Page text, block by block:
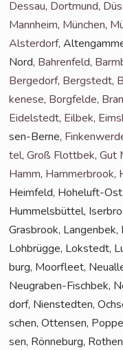
Des­sau, Dort­mund,
Mann­heim, Mün­chen,
Als­ter­dorf,
Nord, Bah­ren­feld,
Ber­ge­dorf, Berg­stedt,
ke­ne­se, Borg­fel­de,
Eidel­stedt, Eil­bek,
sen-Ber­ne,
tel,Groß Flott­bek,Gut
Hamm, Ham­mer­brook,
Heim­feld, Hohe­luft-
Hum­mels­büt­tel,
Gras­brook,
Loh­brüg­ge, Lok­stedt,
burg, Moor­fleet,
Neu­gra­ben-Fisch­bek,
dorf, Nien­sted­ten,
schen, Otten­sen,
sen, Rön­ne­burg,